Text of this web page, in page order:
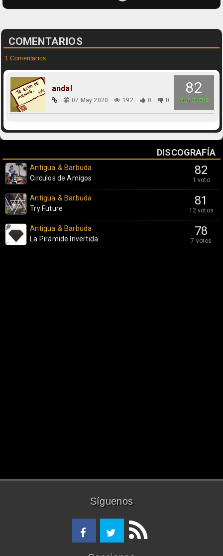
COMENTARIOS
1 Comentarios
82
MUY BUENO
andal
07 May 2020 192 0 0
DISCOGRAFÍA
82
1 voto
Antigua & Barbuda
Circulos de Amigos
81
12 votos
Antigua & Barbuda
Try Future
78
7 votos
Antigua & Barbuda
La Pirámide Invertida
Síguenos